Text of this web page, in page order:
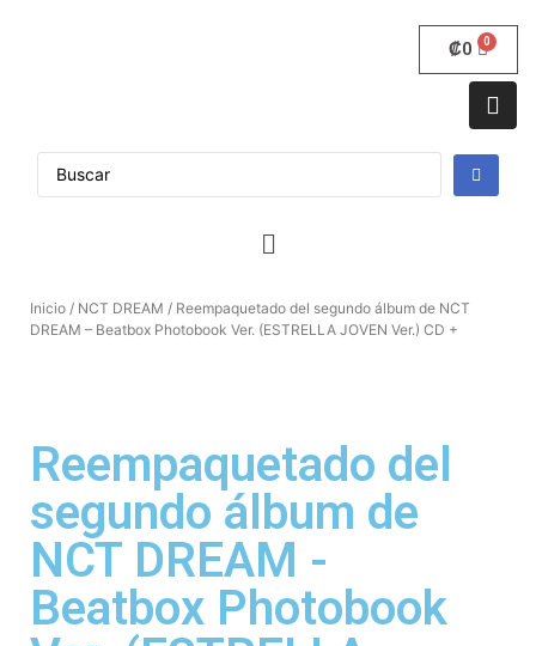
₡0
Inicio / NCT DREAM / Reempaquetado del segundo álbum de NCT
DREAM – Beatbox Photobook Ver. (ESTRELLA JOVEN Ver.) CD +
Reempaquetado del
segundo álbum de
NCT DREAM -
Beatbox Photobook